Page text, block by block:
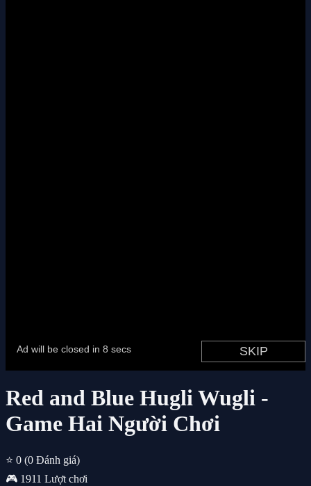
Red and Blue Hugli Wugli -
Game Hai Người Chơi
⭐ 0 (0 Đánh giá)
🎮 1911 Lượt chơi